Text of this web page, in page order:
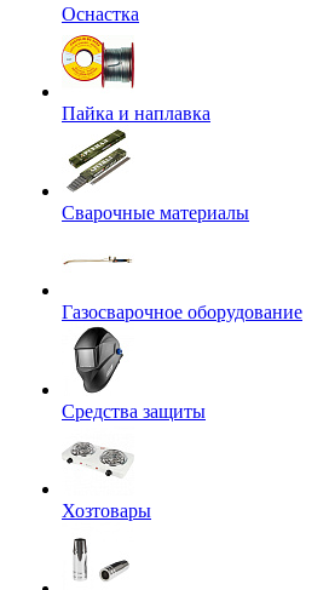
Оснастка
Пайка и наплавка
Сварочные материалы
Газосварочное оборудование
Средства защиты
Хозтовары